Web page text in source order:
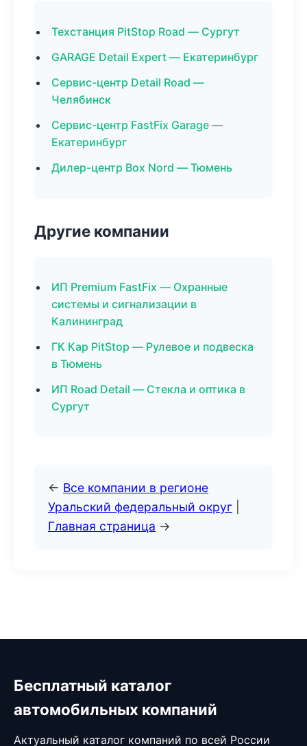
Техстанция PitStop Road — Сургут
GARAGE Detail Expert — Екатеринбург
Сервис-центр Detail Road —
Челябинск
Сервис-центр FastFix Garage —
Екатеринбург
Дилер-центр Box Nord — Тюмень
Другие компании
ИП Premium FastFix — Охранные
системы и сигнализации в
Калининград
ГК Кар PitStop — Рулевое и подвеска
в Тюмень
ИП Road Detail — Стекла и оптика в
Сургут
← Все компании в регионе
Уральский федеральный округ
Главная страница →
Бесплатный каталог
автомобильных компаний
Актуальный каталог компаний по всей России